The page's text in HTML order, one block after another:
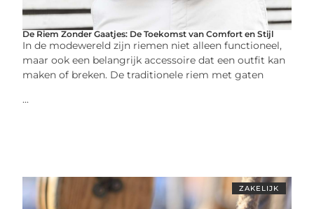
De Riem Zonder Gaatjes: De Toekomst van Comfort en Stijl
In de modewereld zijn riemen niet alleen functioneel,
maar ook een belangrijk accessoire dat een outfit kan
maken of breken. De traditionele riem met gaten
...
ZAKELIJK